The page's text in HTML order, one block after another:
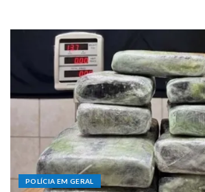
POLÍCIA EM GERAL